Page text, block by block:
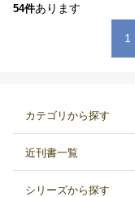
54件あります
1
カテゴリから探す
近刊書一覧
シリーズから探す